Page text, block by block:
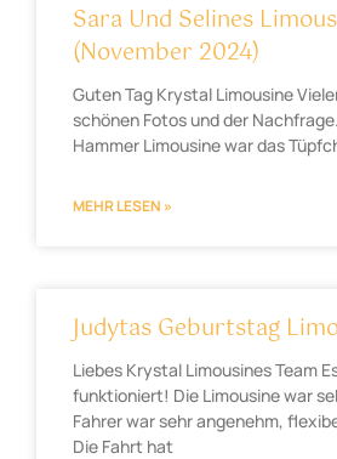
Sara Und Selines
(November 2024)
Guten Tag Krystal Limousine
schönen Fotos und der
Hammer Limousine war das
MEHR LESEN »
Judytas Geburtstag
Liebes Krystal Limousines Team
funktioniert! Die Limousine war
Fahrer war sehr angenehm,
Die Fahrt hat